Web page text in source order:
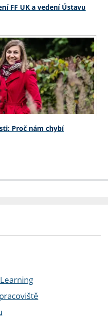
FF UK a vedení Ústavu
Proč nám chybí